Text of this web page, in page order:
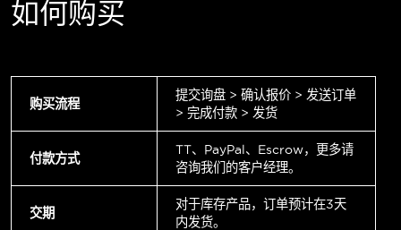
如何购买
购买流程
提交询盘 > 确认报价 > 发送订单
> 完成付款 > 发货
付款方式
TT、PayPal、Escrow，更多请
咨询我们的客户经理。
交期
对于库存产品，订单预计在3天
内发货。